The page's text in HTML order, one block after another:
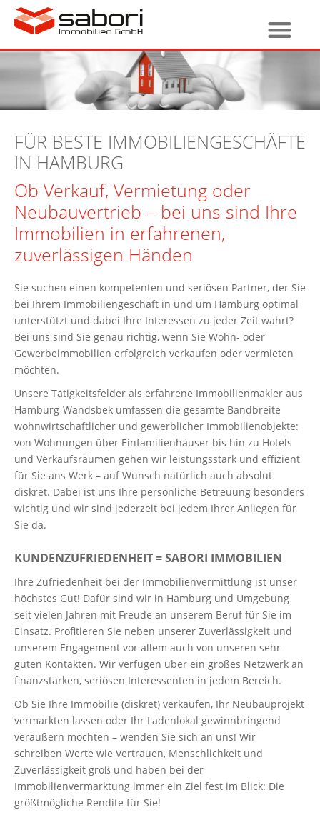
FÜR BESTE IMMOBILIENGESCHÄFTE
IN HAMBURG
Ob Verkauf, Vermietung oder
Neubauvertrieb – bei uns sind Ihre
Immobilien in erfahrenen,
zuverlässigen Händen
Sie suchen einen kompetenten und seriösen Partner, der Sie
bei Ihrem Immobiliengeschäft in und um Hamburg optimal
unterstützt und dabei Ihre Interessen zu jeder Zeit wahrt?
Bei uns sind Sie genau richtig, wenn Sie Wohn- oder
Gewerbeimmobilien erfolgreich verkaufen oder vermieten
möchten.
Unsere Tätigkeitsfelder als erfahrene Immobilienmakler aus
Hamburg-Wandsbek umfassen die gesamte Bandbreite
wohnwirtschaftlicher und gewerblicher Immobilienobjekte:
von Wohnungen über Einfamilienhäuser bis hin zu Hotels
und Verkaufsräumen gehen wir leistungsstark und effizient
für Sie ans Werk – auf Wunsch natürlich auch absolut
diskret. Dabei ist uns Ihre persönliche Betreuung besonders
wichtig und wir sind jederzeit bei jedem Ihrer Anliegen für
Sie da.
KUNDENZUFRIEDENHEIT = SABORI IMMOBILIEN
Ihre Zufriedenheit bei der Immobilienvermittlung ist unser
höchstes Gut! Dafür sind wir in Hamburg und Umgebung
seit vielen Jahren mit Freude an unserem Beruf für Sie im
Einsatz. Profitieren Sie neben unserer Zuverlässigkeit und
unserem Engagement vor allem auch von unseren sehr
guten Kontakten. Wir verfügen über ein großes Netzwerk an
finanzstarken, seriösen Interessenten in jedem Bereich.
Ob Sie Ihre Immobilie (diskret) verkaufen, Ihr Neubauprojekt
vermarkten lassen oder Ihr Ladenlokal gewinnbringend
veräußern möchten – wenden Sie sich an uns! Wir
schreiben Werte wie Vertrauen, Menschlichkeit und
Zuverlässigkeit groß und haben bei der
Immobilienvermarktung immer ein Ziel fest im Blick: Die
größtmögliche Rendite für Sie!